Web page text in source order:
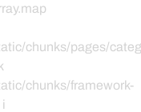
chunks/pages/
chunks/framework-